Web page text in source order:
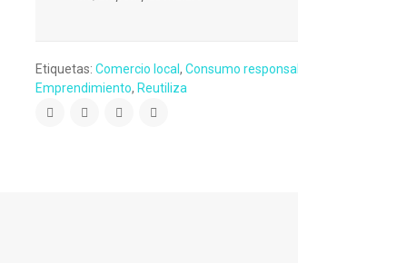
Etiquetas:Comercio local,Consumo responsable
Emprendimiento, Reutiliza